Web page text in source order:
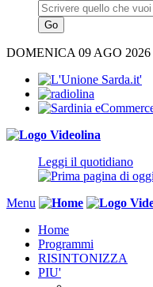
DOMENICA 09 AGO 2026
Leggi il quotidiano
Menu
Home
Programmi
RISINTONIZZA
PIU'